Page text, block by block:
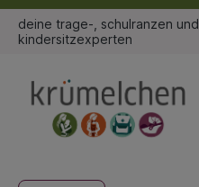
deine trage-, schulranzen und
kindersitzexperten